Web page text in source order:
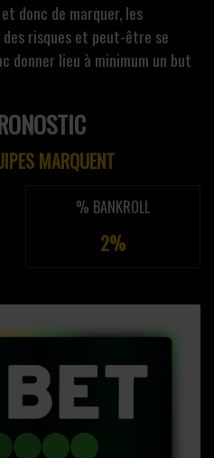
donc de marquer, les
risques et peut-être se
donner lieu à minimum un but
MARQUENT
% BANKROLL
2%